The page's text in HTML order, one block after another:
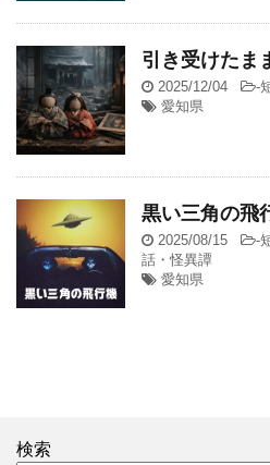
引き受けたま
2025/12/04 -
愛知県
黒い三角の飛
2025/08/15 -
話・怪異譚
愛知県
検索